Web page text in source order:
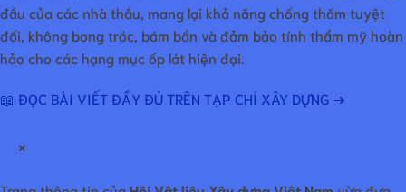
đầu của các nhà thầu, mang lại khả năng chống thấm tuyệt
đối, không bong tróc, bám bẩn và đảm bảo tính thẩm mỹ hoàn
hảo cho các hạng mục ốp lát hiện đại.
📖 ĐỌC BÀI VIẾT ĐẦY ĐỦ TRÊN TẠP CHÍ XÂY DỰNG ➔
×